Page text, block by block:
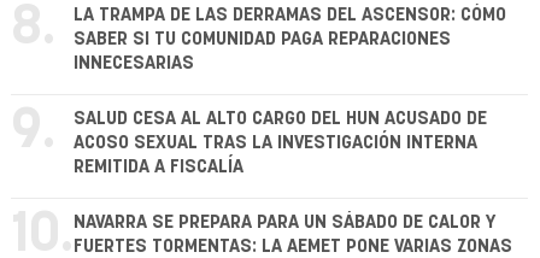
8.
LA TRAMPA DE LAS DERRAMAS DEL ASCENSOR: CÓMO
SABER SI TU COMUNIDAD PAGA REPARACIONES
INNECESARIAS
9.
SALUD CESA AL ALTO CARGO DEL HUN ACUSADO DE
ACOSO SEXUAL TRAS LA INVESTIGACIÓN INTERNA
REMITIDA A FISCALÍA
10. NAVARRA SE PREPARA PARA UN SÁBADO DE CALOR Y
FUERTES TORMENTAS: LA AEMET PONE VARIAS ZONAS